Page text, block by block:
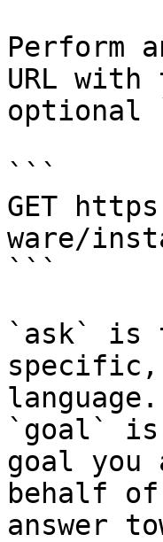
Perform
URL
optional
```
GET
ware/
```
`ask` is
language.
`goal` is
goal
behalf
answer